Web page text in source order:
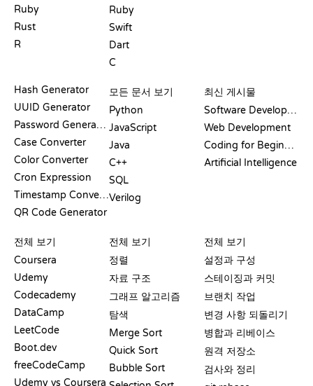
Ruby
Rust
R
Ruby
Swift
Dart
C
Hash Generator
UUID Generator
Password Generator
Case Converter
Color Converter
Cron Expression
Timestamp Converter
QR Code Generator
모든 문서 보기
Python
JavaScript
Java
C++
SQL
Verilog
최신 게시물
Software Development
Web Development
Coding for Beginners
Artificial Intelligence
전체 보기
Coursera
Udemy
Codecademy
DataCamp
LeetCode
Boot.dev
freeCodeCamp
Udemy vs Coursera
전체 보기
정렬
자료 구조
그래프 알고리즘
탐색
Merge Sort
Quick Sort
Bubble Sort
전체 보기
설정과 구성
스테이징과 커밋
브랜치 작업
변경 사항 되돌리기
병합과 리베이스
원격 저장소
검사와 정리